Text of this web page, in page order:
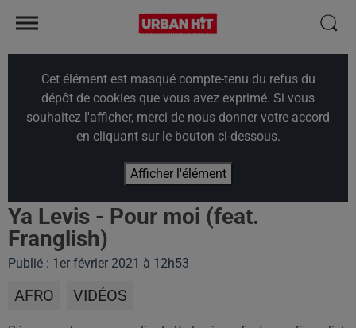
Cet élément est masqué compte-tenu du refus du
dépôt de cookies que vous avez exprimé. Si vous
souhaitez l'afficher, merci de nous donner votre accord
en cliquant sur le bouton ci-dessous.
Afficher l'élément
Ya Levis - Pour moi (feat.
Franglish)
Publié : 1er février 2021 à 12h53
AFRO VIDÉOS